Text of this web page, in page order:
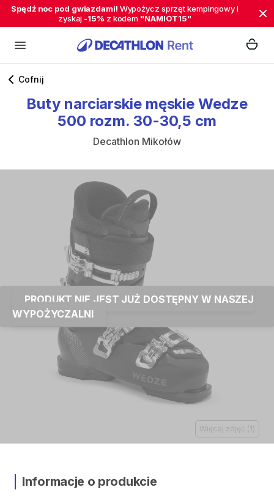
Spędź noc pod gwiazdami! Wypożycz sprzęt kempingowy i
zyskaj -15% z kodem "NAMIOT15"
Cofnij
Buty narciarskie męskie Wedze
500 rozm. 30-30​,​5 cm
Decathlon Mikołów
PRODUKT NIE JEST JUŻ DOSTĘPNY W NASZEJ
WYPOŻYCZALNI
Więcej zdjęć (1 )
Informacje o produkcie